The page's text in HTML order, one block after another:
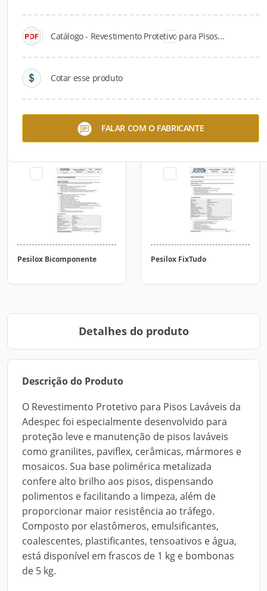
Catálogo - Revestimento Protetivo para Pisos...
Cotar esse produto
FALAR COM O FABRICANTE
Manta Impermeabilizante
Junta de Placa Cimentícia
Pesilox Bicomponente Pesilox FixTudo
Detalhes do produto
Descrição do Produto
O Revestimento Protetivo para Pisos Laváveis da
Adespec foi especialmente desenvolvido para
proteção leve e manutenção de pisos laváveis
como granilites, paviflex, cerâmicas, mármores e
mosaicos. Sua base polimérica metalizada
confere alto brilho aos pisos, dispensando
polimentos e facilitando a limpeza, além de
proporcionar maior resistência ao tráfego.
Composto por elastômeros, emulsificantes,
coalescentes, plastificantes, tensoativos e água,
está disponível em frascos de 1 kg e bombonas
de 5 kg.